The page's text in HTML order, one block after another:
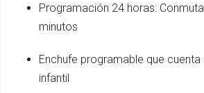
Programación 24 horas:
minutos
Enchufe programable que
infantil